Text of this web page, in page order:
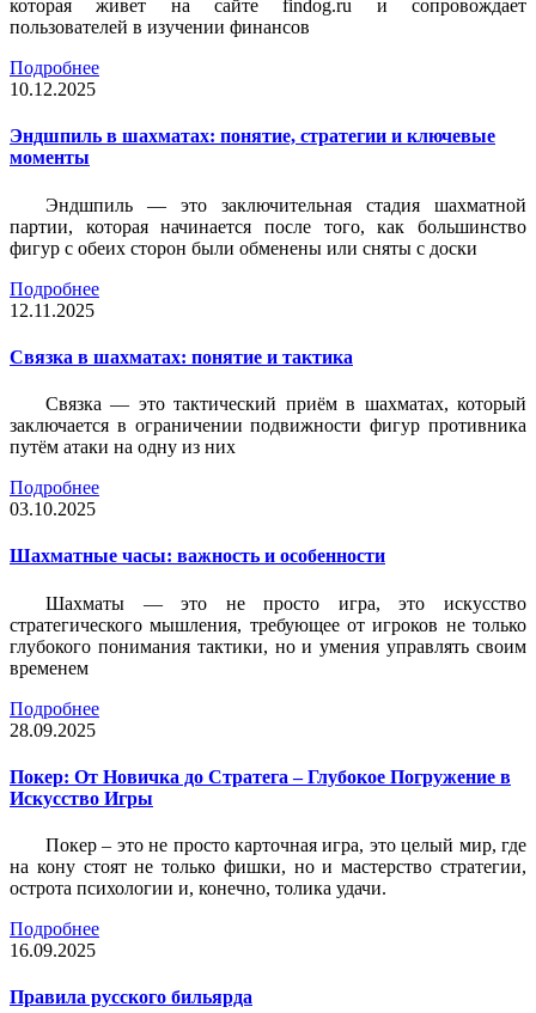
которая живет на сайте findog.ru и сопровождает
пользователей в изучении финансов
Подробнее
10.12.2025
Эндшпиль в шахматах: понятие, стратегии и ключевые
моменты
Эндшпиль — это заключительная стадия шахматной
партии, которая начинается после того, как большинство
фигур с обеих сторон были обменены или сняты с доски
Подробнее
12.11.2025
Связка в шахматах: понятие и тактика
Связка — это тактический приём в шахматах, который
заключается в ограничении подвижности фигур противника
путём атаки на одну из них
Подробнее
03.10.2025
Шахматные часы: важность и особенности
Шахматы — это не просто игра, это искусство
стратегического мышления, требующее от игроков не только
глубокого понимания тактики, но и умения управлять своим
временем
Подробнее
28.09.2025
Покер: От Новичка до Стратега – Глубокое Погружение в
Искусство Игры
Покер – это не просто карточная игра, это целый мир, где
на кону стоят не только фишки, но и мастерство стратегии,
острота психологии и, конечно, толика удачи.
Подробнее
16.09.2025
Правила русского бильярда